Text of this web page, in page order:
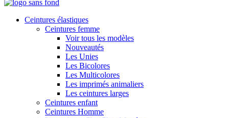
Ceintures élastiques
Ceintures femme
Voir tous les modèles
Nouveautés
Les Unies
Les Bicolores
Les Multicolores
Les imprimés animaliers
Les ceintures larges
Ceintures enfant
Ceintures Homme